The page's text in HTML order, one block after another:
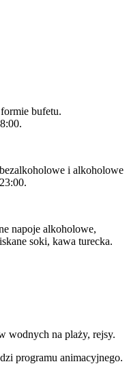
bufetu.
i alkoholowe
napoje alkoholowe,
soki, kawa turecka.
wodnych na plaży, rejsy.
programu animacyjnego.